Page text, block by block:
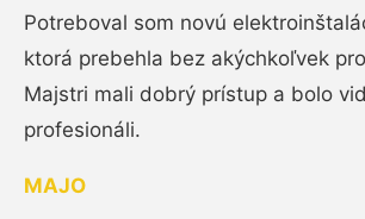
Potreboval som novú
ktorá prebehla bez akýchkoľvek
Majstri mali dobrý prístup a bolo
profesionáli.
MAJO